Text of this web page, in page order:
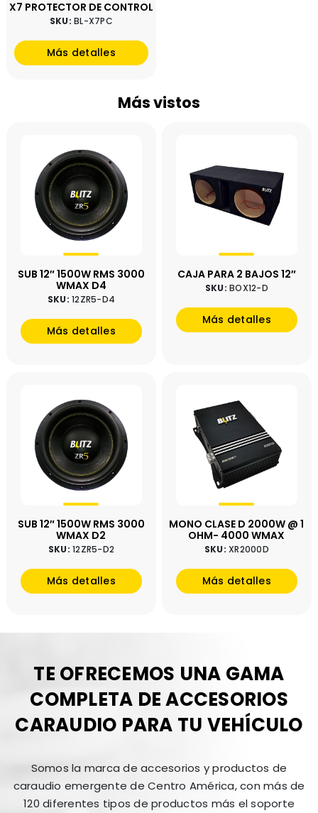
X7 PROTECTOR DE CONTROL
SKU:BL-X7PC
Más detalles
Más vistos
SUB 12″ 1500W RMS 3000
WMAX D4
SKU:12ZR5-D4
Más detalles
CAJA PARA 2 BAJOS 12″
SKU:BOX12-D
Más detalles
SUB 12″ 1500W RMS 3000
WMAX D2
SKU:12ZR5-D2
Más detalles
MONO CLASE D 2000W @ 1
OHM- 4000 WMAX
SKU:XR2000D
Más detalles
TE OFRECEMOS UNA GAMA
COMPLETA DE ACCESORIOS
CARAUDIO PARA TU VEHÍCULO
Somos la marca de accesorios y productos de
caraudio emergente de Centro América, con más de
120 diferentes tipos de productos más el soporte